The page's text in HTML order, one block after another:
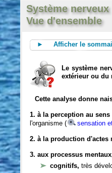
Système nerveux
Vue d'ensemble
► Afficher le
Le système
extérieur ou du
Cette analyse donne
1. à la perception au sens
l'organisme (
sensation
2. à la production d'actes
3. aux processus
cognitifs,très